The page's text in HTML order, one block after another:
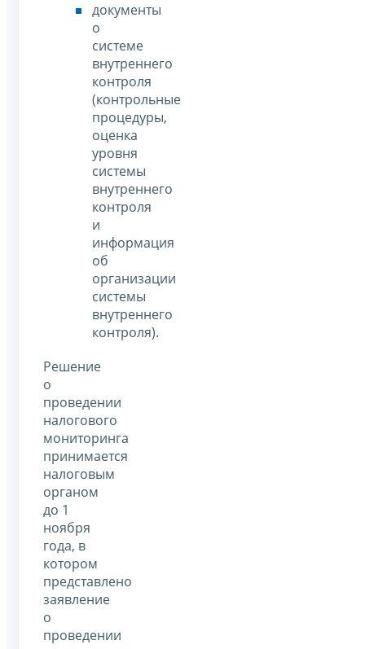
документы
о
системе
внутреннего
контроля
(контрольные
процедуры,
оценка
уровня
системы
внутреннего
контроля
и
информация
об
организации
системы
внутреннего
контроля).
Решение
о
проведении
налогового
мониторинга
принимается
налоговым
органом
до 1
ноября
года, в
котором
представлено
заявление
о
проведении